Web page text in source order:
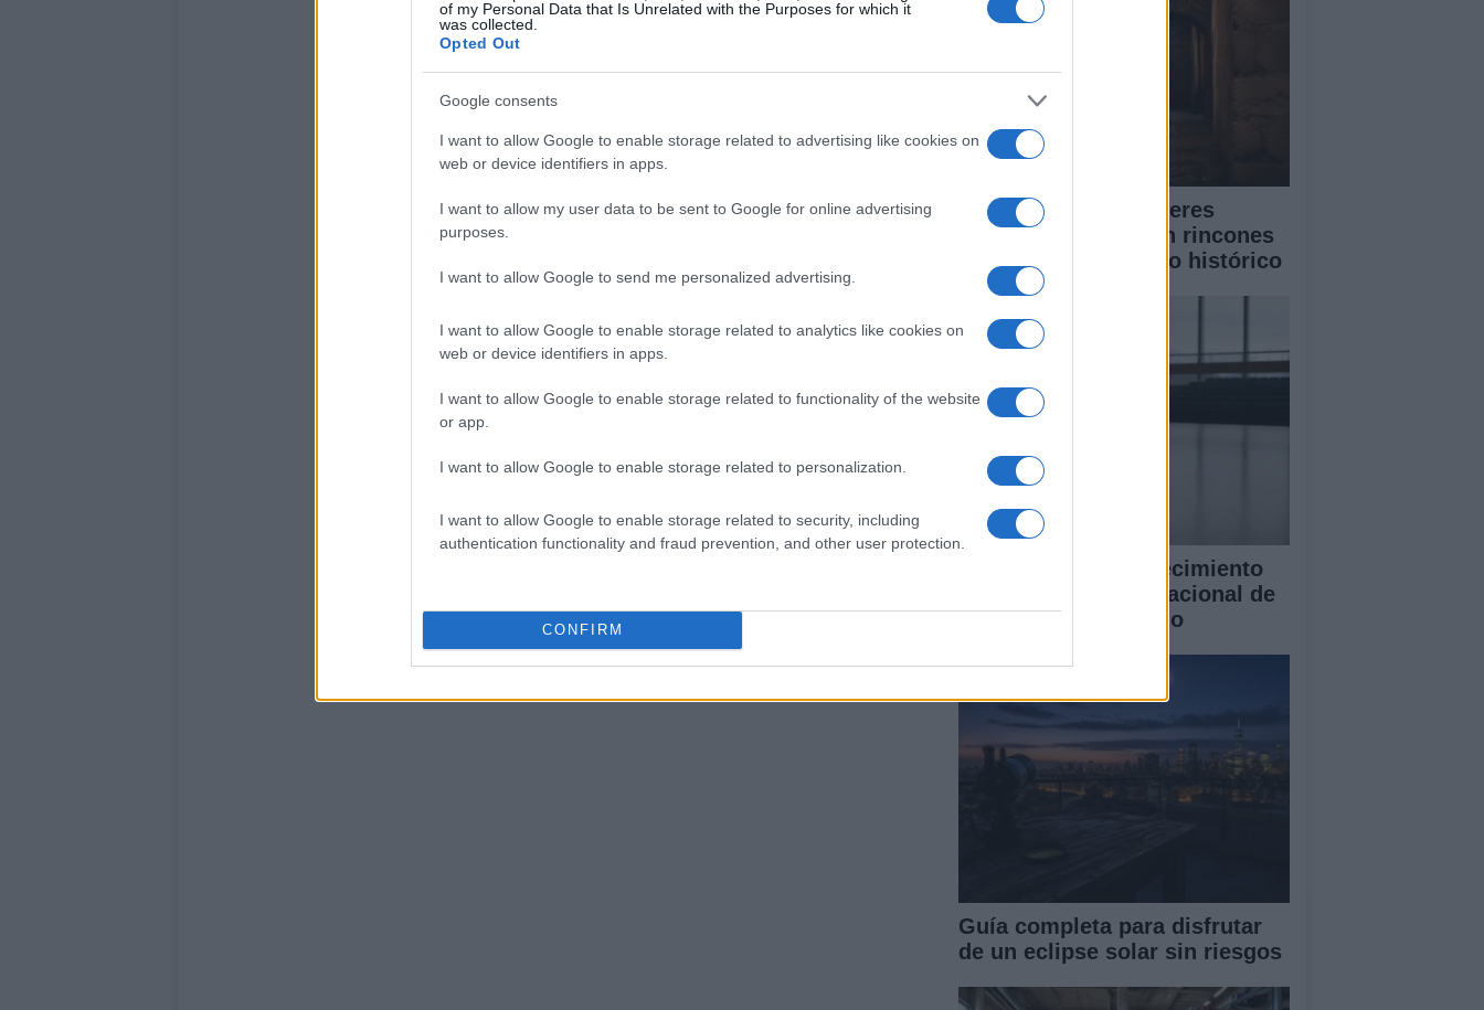
of my Personal Data that Is Unrelated with the Purposes for which it
was collected.
Opted Out
Google consents
I want to allow Google to enable storage related to advertising like cookies on
web or device identifiers in apps.
I want to allow my user data to be sent to Google for online advertising
purposes.
I want to allow Google to send me personalized advertising.
I want to allow Google to enable storage related to analytics like cookies on
web or device identifiers in apps.
I want to allow Google to enable storage related to functionality of the website
or app.
I want to allow Google to enable storage related to personalization.
I want to allow Google to enable storage related to security, including
authentication functionality and fraud prevention, and other user protection.
CONFIRM
Descubre cómo Cáceres
celebra la música en rincones
secretos de su casco histórico
Pablo Galdo y el crecimiento
del Concurso Internacional de
Piano Cidade de Vigo
Guía completa para disfrutar
de un eclipse solar sin riesgos